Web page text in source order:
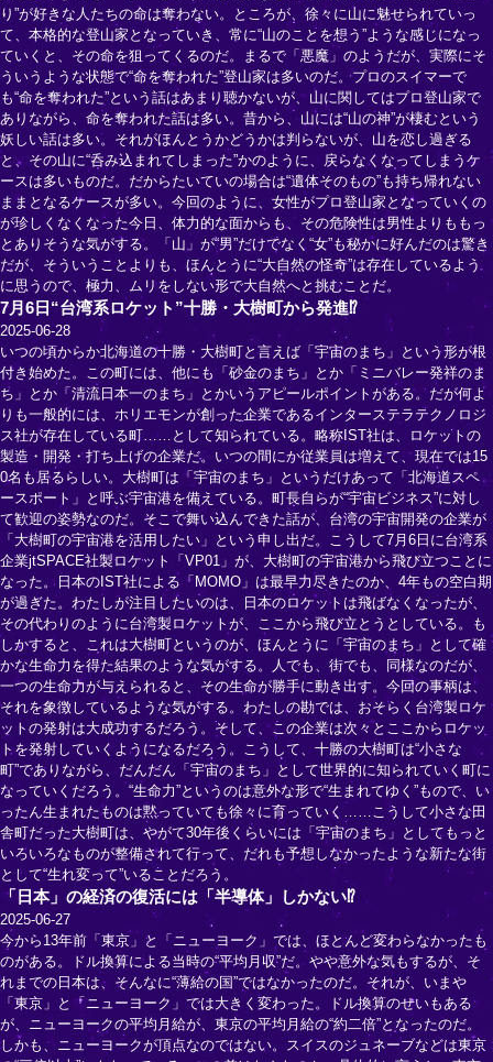
り”が好きな人たちの命は奪わない。ところが、徐々に山に魅せられていっ
て、本格的な登山家となっていき、常に“山のことを想う”ような感じになっ
ていくと、その命を狙ってくるのだ。まるで「悪魔」のようだが、実際にそ
ういうような状態で“命を奪われた”登山家は多いのだ。プロのスイマーで
も“命を奪われた”という話はあまり聴かないが、山に関してはプロ登山家で
ありながら、命を奪われた話は多い。昔から、山には“山の神”が棲むという
妖しい話は多い。それがほんとうかどうかは判らないが、山を恋し過ぎる
と、その山に“呑み込まれてしまった”かのように、戻らなくなってしまうケ
ースは多いものだ。だからたいていの場合は“遺体そのもの”も持ち帰れない
ままとなるケースが多い。今回のように、女性がプロ登山家となっていくの
が珍しくなくなった今日、体力的な面からも、その危険性は男性よりももっ
とありそうな気がする。「山」が“男”だけでなく“女”も秘かに好んだのは驚き
だが、そういうことよりも、ほんとうに“大自然の怪奇”は存在しているよう
に思うので、極力、ムリをしない形で大自然へと挑むことだ。
7月6日“台湾系ロケット”十勝・大樹町から発進⁉
2025-06-28
いつの頃からか北海道の十勝・大樹町と言えば「宇宙のまち」という形が根
付き始めた。この町には、他にも「砂金のまち」とか「ミニバレー発祥のま
ち」とか「清流日本一のまち」とかいうアピールポイントがある。だが何よ
りも一般的には、ホリエモンが創った企業であるインターステラテクノロジ
ス社が存在している町……として知られている。略称IST社は、ロケットの
製造・開発・打ち上げの企業だ。いつの間にか従業員は増えて、現在では15
0名も居るらしい。大樹町は「宇宙のまち」というだけあって「北海道スペ
ースポート」と呼ぶ宇宙港を備えている。町長自らが“宇宙ビジネス”に対し
て歓迎の姿勢なのだ。そこで舞い込んできた話が、台湾の宇宙開発の企業が
「大樹町の宇宙港を活用したい」という申し出だ。こうして7月6日に台湾系
企業jtSPACE社製ロケット「VP01」が、大樹町の宇宙港から飛び立つことに
なった。日本のIST社による「MOMO」は最早力尽きたのか、4年もの空白期
が過ぎた。わたしが注目したいのは、日本のロケットは飛ばなくなったが、
その代わりのように台湾製ロケットが、ここから飛び立とうとしている。も
しかすると、これは大樹町というのが、ほんとうに「宇宙のまち」として確
かな生命力を得た結果のような気がする。人でも、街でも、同様なのだが、
一つの生命力が与えられると、その生命が勝手に動き出す。今回の事柄は、
それを象徴しているような気がする。わたしの勘では、おそらく台湾製ロケ
ットの発射は大成功するだろう。そして、この企業は次々とここからロケッ
トを発射していくようになるだろう。こうして、十勝の大樹町は“小さな
町”でありながら、だんだん「宇宙のまち」として世界的に知られていく町に
なっていくだろう。“生命力”というのは意外な形で“生まれてゆく”もので、い
ったん生まれたものは黙っていても徐々に育っていく……こうして小さな田
舎町だった大樹町は、やがて30年後くらいには「宇宙のまち」としてもっと
いろいろなものが整備されて行って、だれも予想しなかったような新たな街
として“生れ変って”いることだろう。
「日本」の経済の復活には「半導体」しかない⁉
2025-06-27
今から13年前「東京」と「ニューヨーク」では、ほとんど変わらなかったも
のがある。ドル換算による当時の“平均月収”だ。やや意外な気もするが、そ
れまでの日本は、そんなに“薄給の国”ではなかったのだ。それが、いまや
「東京」と「ニューヨーク」では大きく変わった。ドル換算のせいもある
が、ニューヨークの平均月給が、東京の平均月給の“約二倍”となったのだ。
しかも、ニューヨークが頂点なのではない。スイスのジュネーブなどは東京